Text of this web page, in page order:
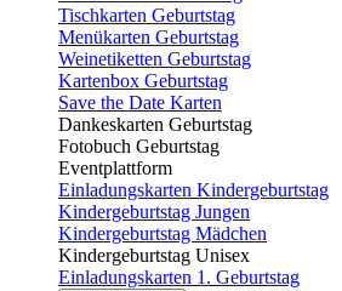
Tischkarten Geburtstag
Menükarten Geburtstag
Weinetiketten Geburtstag
Kartenbox Geburtstag
Save the Date Karten
Dankeskarten Geburtstag
Fotobuch Geburtstag
Eventplattform
Einladungskarten Kindergeburtstag
Kindergeburtstag Jungen
Kindergeburtstag Mädchen
Kindergeburtstag Unisex
Einladungskarten 1. Geburtstag